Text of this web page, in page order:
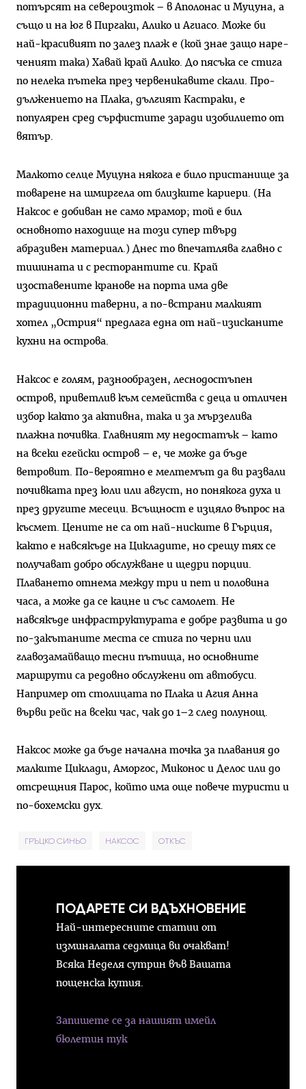
потърсят на севе­роизток – в Аполонас и Муцуна, а
също и на юг в Пиргаки, Алико и Агиасо. Може би
най-красивият по залез плаж е (кой знае защо наре­
ченият така) Хавай край Алико. До пясъка се стига
по нелека пътека през червеникавите скали. Про­
дължението на Плака, дългият Кастраки, е
популярен сред сър­фистите заради изобилието от
вятър.
Малкото селце Муцуна някога е било пристанище за
товарене на шмиргела от близките кариери. (На
Наксос е добиван не само мра­мор; той е бил
основното находи­ще на този супер твърд
абразивен материал.) Днес то впечатлява главно с
тишината и с ресторан­тите си. Край
изоставените кра­нове на порта има две
традицион­ни таверни, а по-встрани малкият
хотел „Острия“ предлага една от най-изисканите
кухни на острова.
Наксос е голям, разнообразен, леснодостъпен
остров, приветлив към семейства с деца и отличен
избор както за активна, така и за мързелива
плажна почивка. Главни­ят му недостатък – като
на всеки егейски остров – е, че може да бъде
ветровит. По-вероятно е мелте­мът да ви развали
почивката през юли или август, но понякога духа и
през другите месеци. Всъщност е изцяло въпрос на
късмет. Цените не са от най-ниските в Гърция,
както е навсякъде на Цикладите, но срещу тях се
полу­чават добро обслужване и щедри порции.
Плаването отнема меж­ду три и пет и половина
часа, а може да се кацне и със самолет. Не
навсякъде инфраструктурата е добре развита и до
по-закъта­ните места се стига по черни или
главозамайващо тесни пътища, но основните
маршрути са редов­но обслужени от автобуси.
Напри­мер от столицата по Плака и Агия Анна
върви рейс на всеки час, чак до 1–2 след полунощ.
Наксос може да бъде начална точка за плавания до
малките Ци­клади, Аморгос, Миконос и Делос или до
отсрещния Парос, който има още повече туристи и
по-бо­хемски дух.
ГРЪЦКО СИНЬО НАКСОС ОТКЪС
ПОДАРЕТЕ СИ ВДЪХНОВЕНИЕ
Най-интересните статии от
изминалата седмица ви очакват!
Всяка Неделя сутрин във Вашата
пощенска кутия.
Запишете се за нашият имейл
бюлетин тук